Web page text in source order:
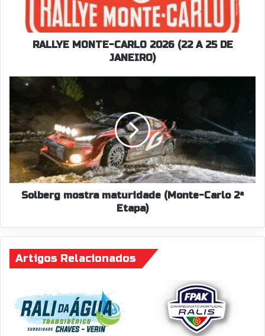
JANEIRO)
RALLYE MONTE-CARLO 2026 (22 A 25 DE
JANEIRO)
Solberg
(Monte-
Carlo
2ª
Etapa)
Solberg mostra maturidade (Monte-Carlo 2ª
Etapa)
Artigos Relacionados